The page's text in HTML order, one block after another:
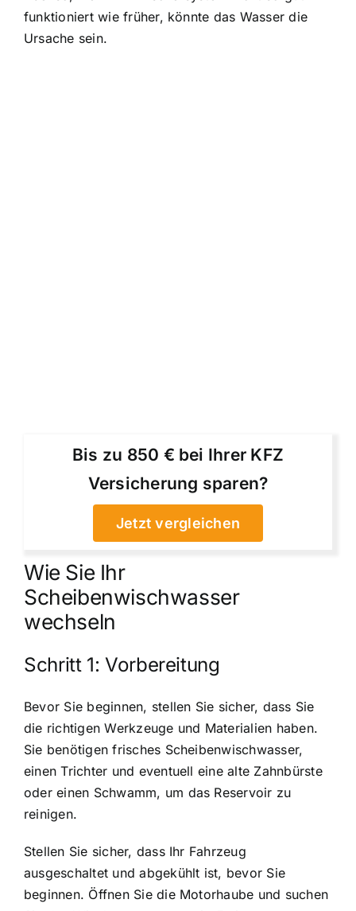
funktioniert wie früher, könnte das Wasser die
Ursache sein.
Bis zu 850 € bei Ihrer KFZ
Versicherung sparen?
Jetzt vergleichen
Wie Sie Ihr
Scheibenwischwasser
wechseln
Schritt 1: Vorbereitung
Bevor Sie beginnen, stellen Sie sicher, dass Sie
die richtigen Werkzeuge und Materialien haben.
Sie benötigen frisches Scheibenwischwasser,
einen Trichter und eventuell eine alte Zahnbürste
oder einen Schwamm, um das Reservoir zu
reinigen.
Stellen Sie sicher, dass Ihr Fahrzeug
ausgeschaltet und abgekühlt ist, bevor Sie
beginnen. Öffnen Sie die Motorhaube und suchen